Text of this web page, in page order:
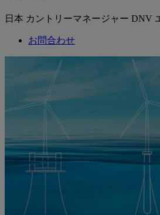
日本 カントリーマネージャー DNV
お問合わせ